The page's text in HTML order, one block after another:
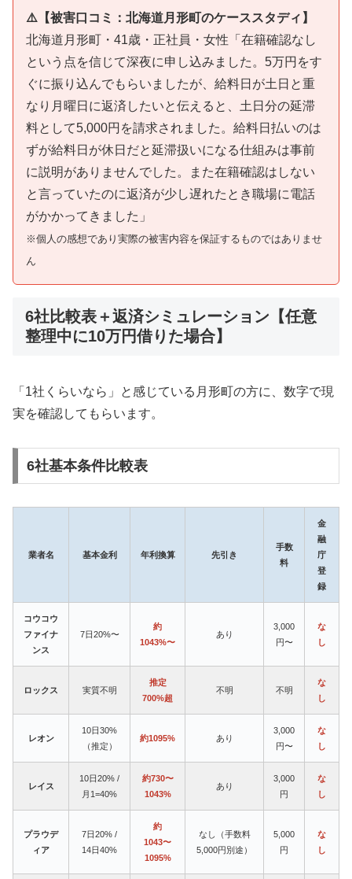
⚠️【被害口コミ：北海道月形町のケーススタディ】
北海道月形町・41歳・正社員・女性「在籍確認なし
という点を信じて深夜に申し込みました。5万円をす
ぐに振り込んでもらいましたが、給料日が土日と重
なり月曜日に返済したいと伝えると、土日分の延滞
料として5,000円を請求されました。給料日払いのは
ずが給料日が休日だと延滞扱いになる仕組みは事前
に説明がありませんでした。また在籍確認はしない
と言っていたのに返済が少し遅れたとき職場に電話
がかかってきました」
※個人の感想であり実際の被害内容を保証するものではありませ
ん
6社比較表＋返済シミュレーション【任意
整理中に10万円借りた場合】
「1社くらいなら」と感じている月形町の方に、数字で現
実を確認してもらいます。
6社基本条件比較表
業者名 基本金利 年利換算 先引き
手数
料
金
融
庁
登
録
コウコウ
ファイナ
ンス
7日20%〜
約
1043%〜
あり
3,000
円〜
な
し
ロックス 実質不明
推定
700%超
不明 不明
な
し
レオン
10日30%
（推定）
約1095% あり
3,000
円〜
な
し
レイス
10日20% /
月1=40%
約730〜
1043%
あり
3,000
円
な
し
プラウデ
ィア
7日20% /
14日40%
約
1043〜
1095%
なし（手数料
5,000円別途）
5,000
円
な
し